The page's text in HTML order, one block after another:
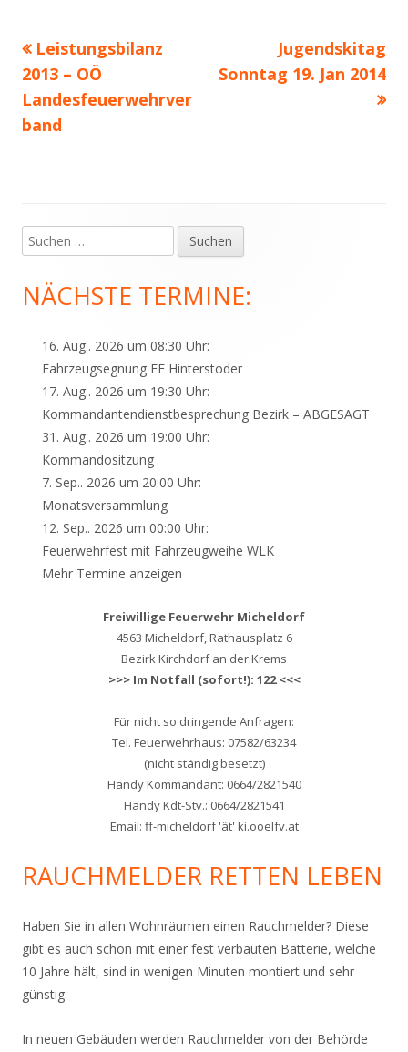
Beitragsnavigation
Vorheriger
Beitrag:
Leistungsbilanz
2013 – OÖ
Landesfeuerwehrver
band
Nächster
Beitrag
Jugendskitag
Sonntag 19. Jan 2014
Haupt-
Seitenleiste
Suchen
nach:
NÄCHSTE TERMINE:
16. Aug.. 2026 um 08:30 Uhr:
Fahrzeugsegnung FF Hinterstoder
17. Aug.. 2026 um 19:30 Uhr:
Kommandantendienstbesprechung Bezirk – ABGESAGT
31. Aug.. 2026 um 19:00 Uhr:
Kommandositzung
7. Sep.. 2026 um 20:00 Uhr:
Monatsversammlung
12. Sep.. 2026 um 00:00 Uhr:
Feuerwehrfest mit Fahrzeugweihe WLK
Mehr Termine anzeigen
Freiwillige Feuerwehr Micheldorf
4563 Micheldorf, Rathausplatz 6
Bezirk Kirchdorf an der Krems
>>> Im Notfall (sofort!): 122 <<<
Für nicht so dringende Anfragen:
Tel. Feuerwehrhaus: 07582/63234
(nicht ständig besetzt)
Handy Kommandant: 0664/2821540
Handy Kdt-Stv.: 0664/2821541
Email: ff-micheldorf 'ät' ki.ooelfv.at
RAUCHMELDER RETTEN LEBEN
Haben Sie in allen Wohnräumen einen Rauchmelder? Diese
gibt es auch schon mit einer fest verbauten Batterie, welche
10 Jahre hält, sind in wenigen Minuten montiert und sehr
günstig.
In neuen Gebäuden werden Rauchmelder von der Behörde